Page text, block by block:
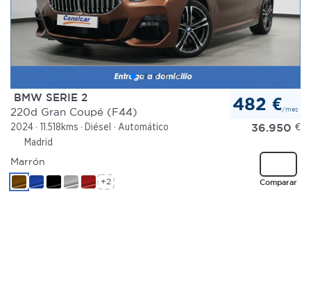
BMW SERIE 2
220d Gran Coupé (F44)
2024 11.518kms Diésel
Automático
Madrid
482 €/mes
36.950 €
Comparar
Marrón
+2